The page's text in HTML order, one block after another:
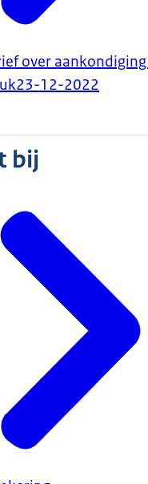
over
23-12-2022
bij